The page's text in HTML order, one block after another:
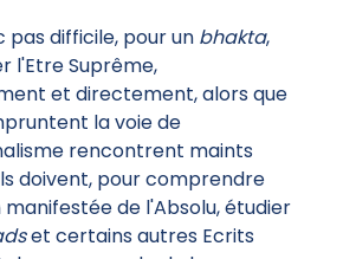
pas difficile, pour un bhakta,
l'Etre Suprême,
et directement, alors que
la voie de
rencontrent maints
doivent, pour comprendre
manifestée de l'Absolu, étudier
et certains autres Ecrits